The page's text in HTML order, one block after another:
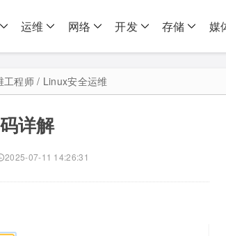
运维 网络 开发 存储 媒
工程师 / Linux安全运维
详解
2025-07-11 14:26:31